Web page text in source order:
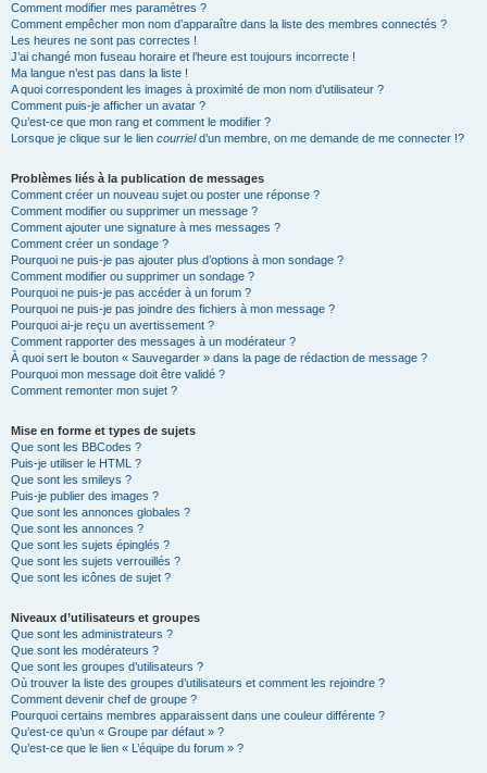
Comment modifier mes paramètres ?
Comment empêcher mon nom d’apparaître dans la liste des membres connectés ?
Les heures ne sont pas correctes !
J’ai changé mon fuseau horaire et l’heure est toujours incorrecte !
Ma langue n’est pas dans la liste !
A quoi correspondent les images à proximité de mon nom d’utilisateur ?
Comment puis-je afficher un avatar ?
Qu’est-ce que mon rang et comment le modifier ?
Lorsque je clique sur le lien courrield’un membre, on me demande de me connecter !?
Problèmes liés à la publication de messages
Comment créer un nouveau sujet ou poster une réponse ?
Comment modifier ou supprimer un message ?
Comment ajouter une signature à mes messages ?
Comment créer un sondage ?
Pourquoi ne puis-je pas ajouter plus d’options à mon sondage ?
Comment modifier ou supprimer un sondage ?
Pourquoi ne puis-je pas accéder à un forum ?
Pourquoi ne puis-je pas joindre des fichiers à mon message ?
Pourquoi ai-je reçu un avertissement ?
Comment rapporter des messages à un modérateur ?
À quoi sert le bouton « Sauvegarder » dans la page de rédaction de message ?
Pourquoi mon message doit être validé ?
Comment remonter mon sujet ?
Mise en forme et types de sujets
Que sont les BBCodes ?
Puis-je utiliser le HTML ?
Que sont les smileys ?
Puis-je publier des images ?
Que sont les annonces globales ?
Que sont les annonces ?
Que sont les sujets épinglés ?
Que sont les sujets verrouillés ?
Que sont les icônes de sujet ?
Niveaux d’utilisateurs et groupes
Que sont les administrateurs ?
Que sont les modérateurs ?
Que sont les groupes d’utilisateurs ?
Où trouver la liste des groupes d’utilisateurs et comment les rejoindre ?
Comment devenir chef de groupe ?
Pourquoi certains membres apparaissent dans une couleur différente ?
Qu’est-ce qu’un « Groupe par défaut » ?
Qu’est-ce que le lien « L’équipe du forum » ?